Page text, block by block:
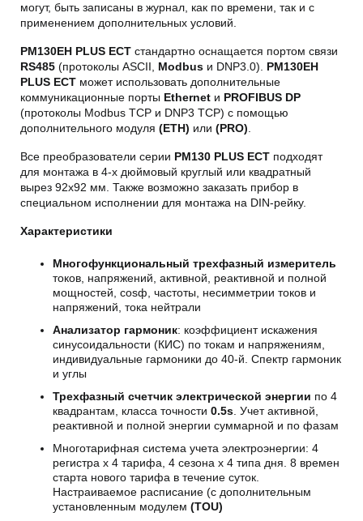
могут, быть записаны в журнал, как по времени, так и с
применением дополнительных условий.
PM130EH PLUS ECT стандартно оснащается портом связи
RS485 (протоколы ASCII, Modbus и DNP3.0). РМ130ЕН
PLUS ECT может использовать дополнительные
коммуникационные порты Ethernet и PROFIBUS DP
(протоколы Modbus TCP и DNP3 TCP) с помощью
дополнительного модуля (ETH) или (PRO)
Все преобразователи серии PM130 PLUS ECT подходят
для монтажа в 4-х дюймовый круглый или квадратный
вырез 92х92 мм. Также возможно заказать прибор в
специальном исполнении для монтажа на DIN-рейку.
Характеристики
Многофункциональный трехфазный измеритель
токов, напряжений, активной, реактивной и полной
мощностей, cosф, частоты, несимметрии токов и
напряжений, тока нейтрали
Анализатор гармоник: коэффициент искажения
синусоидальности (КИС) по токам и напряжениям,
индивидуальные гармоники до 40-й. Спектр гармоник
и углы
Трехфазный счетчик электрической энергии по 4
квадрантам, класса точности 0.5s . Учет активной,
реактивной и полной энергии суммарной и по фазам
Многотарифная система учета электроэнергии: 4
регистра x 4 тарифа, 4 сезона x 4 типа дня. 8 времен
старта нового тарифа в течение суток.
Настраиваемое расписание (c дополнительным
установленным модулем (TOU)